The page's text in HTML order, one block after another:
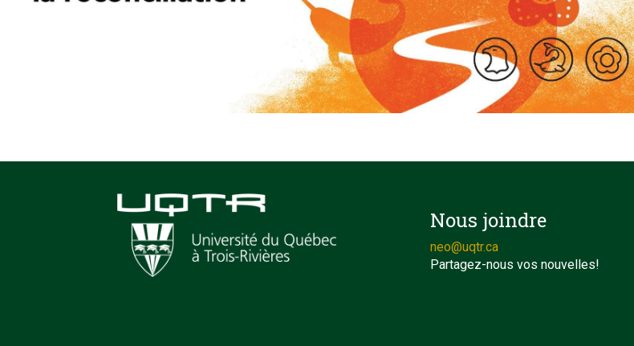
Nous joindre
neo@uqtr.ca
Partagez-nous vos nouvelles!